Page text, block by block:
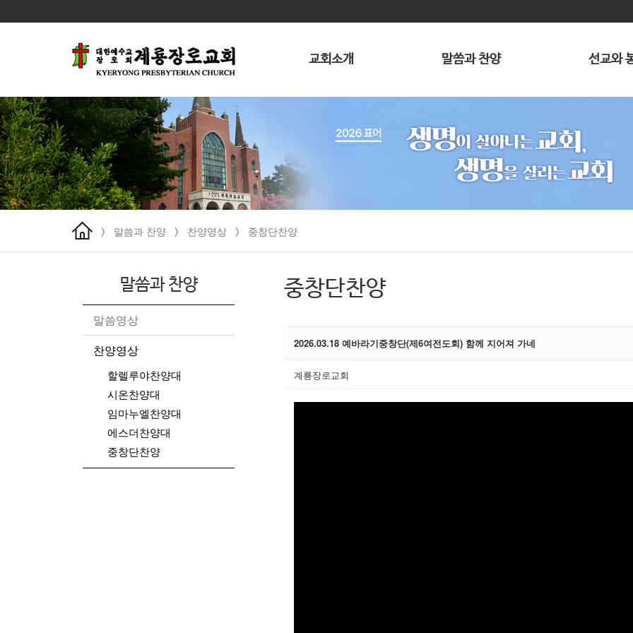
교회소개 말씀과 찬양 선교와
> 말씀과 찬양 > 찬양영상 > 중창단찬양
말씀과 찬양
말씀영상
찬양영상
할렐루야찬양대
시온찬양대
임마누엘찬양대
에스더찬양대
중창단찬양
중창단찬양
2026.03.18 예바라기중창단(제6여전도회) 함께 지어져 가네
계룡장로교회